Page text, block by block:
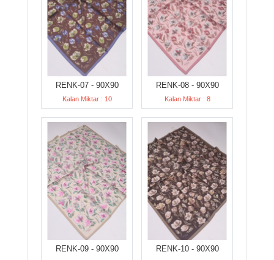
RENK-07 - 90X90
Kalan Miktar : 10
RENK-08 - 90X90
Kalan Miktar : 8
RENK-09 - 90X90 RENK-10 - 90X90